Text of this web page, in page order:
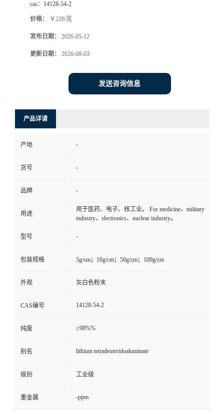
cas： 14128-54-2
价格： ￥220/克
发布日期： 2026-05-12
更新日期： 2026-08-03
发送咨询信息
产品详请
产地 -
货号 -
品牌 -
用途
用于医药、电子、核工业。 For medicine、military
industry、slectronics、nuclear industry。
型号 -
包装规格 5g/cm；10g/cm；50g/cm；100g/cm
外观 灰白色粉末
CAS编号 14128-54-2
纯度 ≥98%%
别名 lithium tetradeuteridoaluminate
级别 工业级
重金属 -ppm